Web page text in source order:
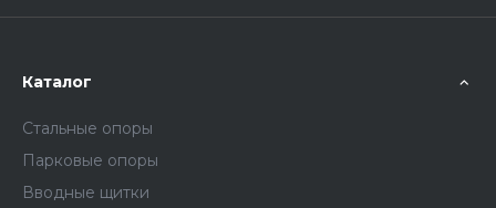
Каталог
Стальные опоры
Парковые опоры
Вводные щитки